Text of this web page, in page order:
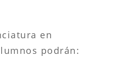
en
podrán: